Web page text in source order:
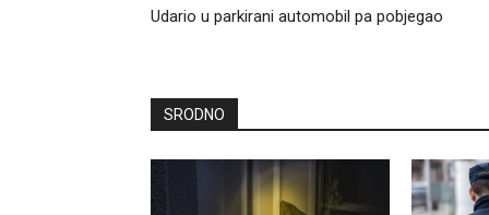
Udario u parkirani automobil pa pobjegao
SRODNO